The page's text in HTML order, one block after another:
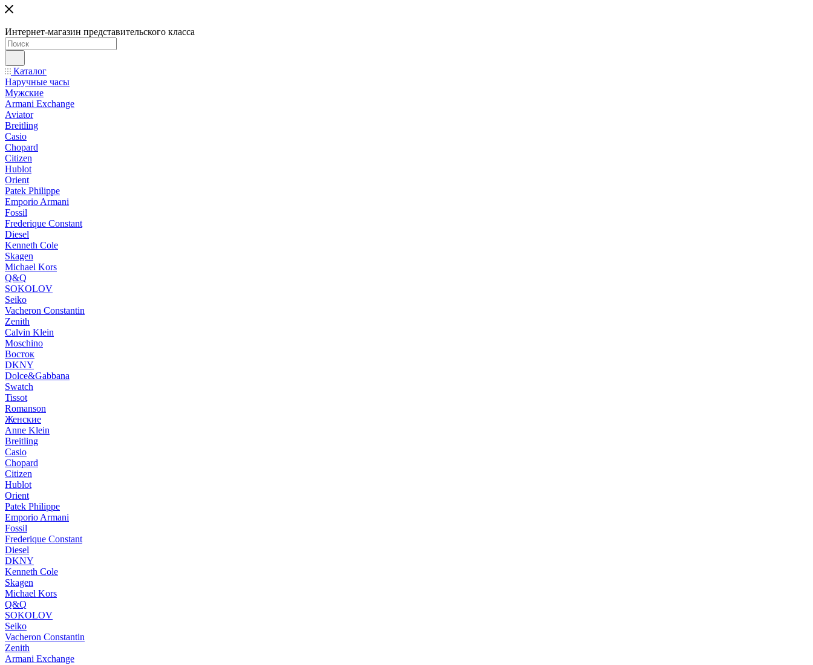
Интернет-магазин представительского класса
Каталог
Наручные часы
Мужские
Armani Exchange
Aviator
Breitling
Casio
Chopard
Citizen
Hublot
Orient
Patek Philippe
Emporio Armani
Fossil
Frederique Constant
Diesel
Kenneth Cole
Skagen
Michael Kors
Q&Q
SOKOLOV
Seiko
Vacheron Constantin
Zenith
Calvin Klein
Moschino
Восток
DKNY
Dolce&Gabbana
Swatch
Tissot
Romanson
Женские
Anne Klein
Breitling
Casio
Chopard
Citizen
Hublot
Orient
Patek Philippe
Emporio Armani
Fossil
Frederique Constant
Diesel
DKNY
Kenneth Cole
Skagen
Michael Kors
Q&Q
SOKOLOV
Seiko
Vacheron Constantin
Zenith
Armani Exchange